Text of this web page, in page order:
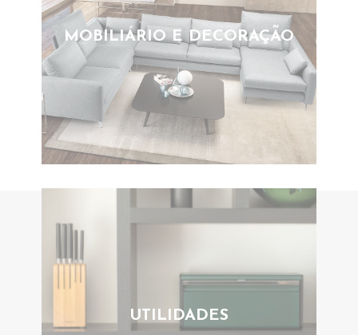
MOBILIÁRIO E DECORAÇÃO
UTILIDADES